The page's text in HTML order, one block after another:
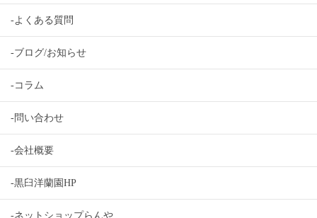
-よくある質問
-ブログ/お知らせ
-コラム
-問い合わせ
-会社概要
-黒臼洋蘭園HP
-ネットショップらんや